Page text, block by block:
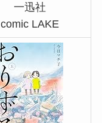
一迅社
comic LAKE